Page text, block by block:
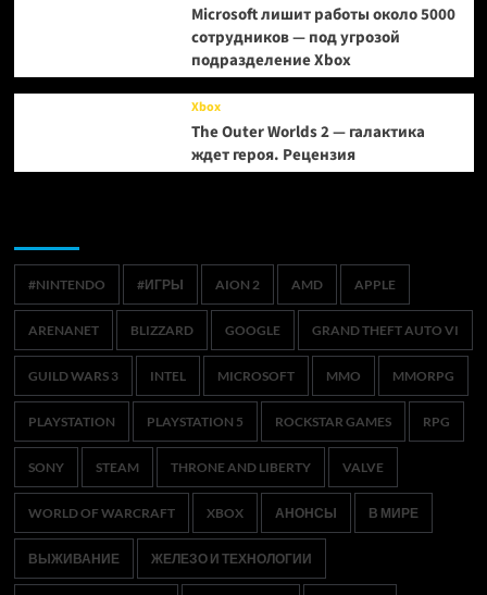
Microsoft лишит работы около 5000
сотрудников — под угрозой
подразделение Xbox
Xbox
The Outer Worlds 2 — галактика
ждет героя. Рецензия
#NINTENDO #ИГРЫ AION 2 AMD APPLE
ARENANET BLIZZARD GOOGLE GRAND THEFT AUTO VI
GUILD WARS 3 INTEL MICROSOFT MMO MMORPG
PLAYSTATION PLAYSTATION 5 ROCKSTAR GAMES RPG
SONY STEAM THRONE AND LIBERTY VALVE
WORLD OF WARCRAFT XBOX АНОНСЫ В МИРЕ
ВЫЖИВАНИЕ ЖЕЛЕЗО И ТЕХНОЛОГИИ